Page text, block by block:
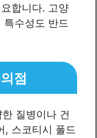
합니다. 고양
특수성도 반드
점
질병이나 건
, 스코티시 폴드